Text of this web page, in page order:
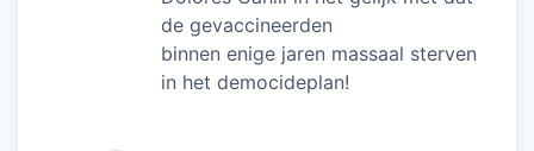
de gevaccineerden
binnen enige jaren massaal sterven
in het democideplan!